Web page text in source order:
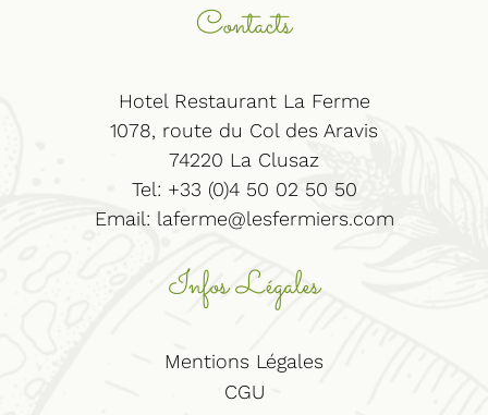
Contacts
Hotel Restaurant La Ferme
1078, route du Col des Aravis
74220 La Clusaz
Tel: +33 (0)4 50 02 50 50
Email: laferme@lesfermiers.com
Infos Légales
Mentions Légales
CGU